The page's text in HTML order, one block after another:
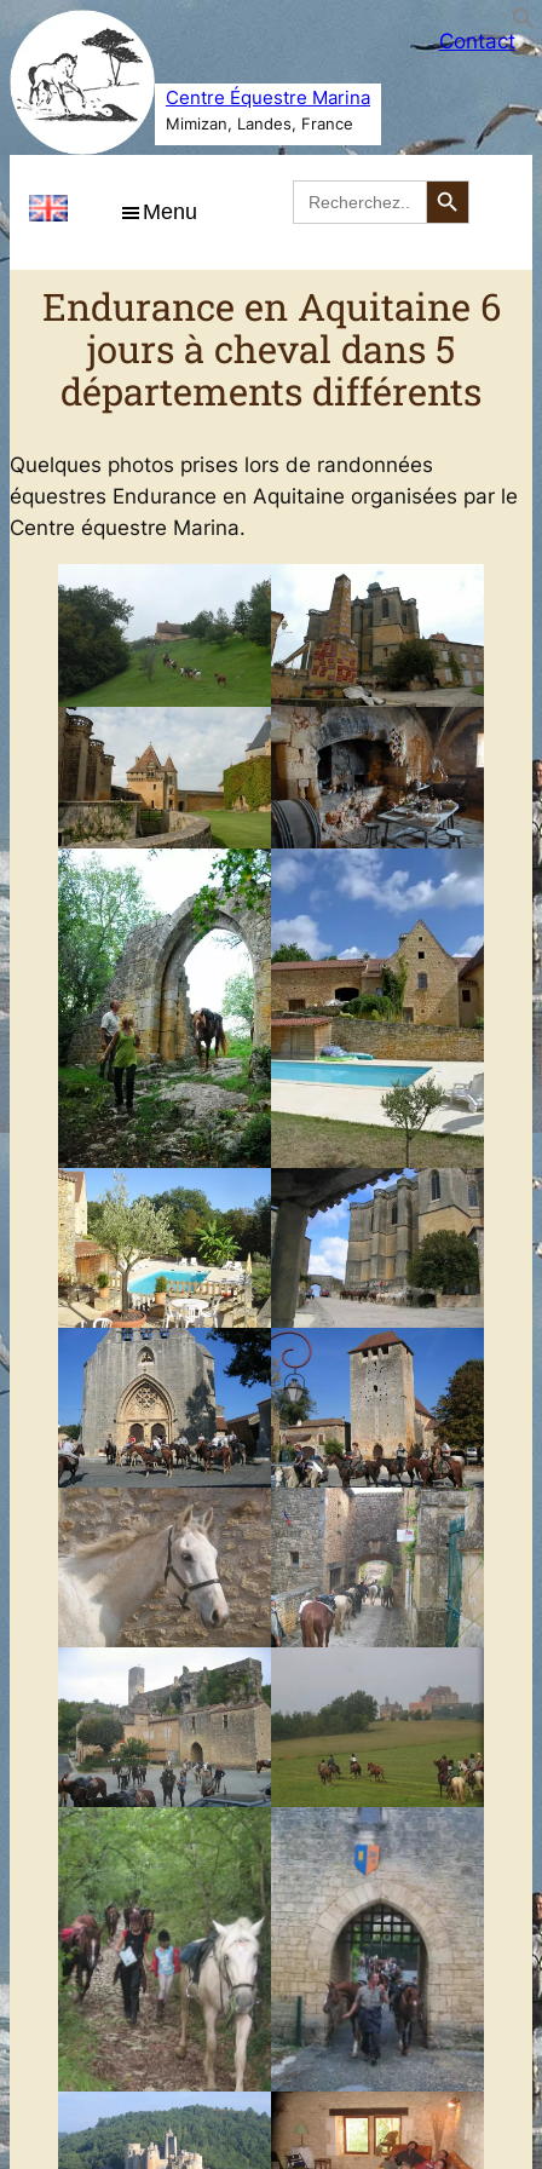
Aller
au
contenu
Centre Équestre Marina
Mimizan, Landes, France
Contact
Menu
Search
for:
Search Button
Endurance en Aquitaine 6
jours à cheval dans 5
départements différents
Quelques photos prises lors de randonnées
équestres Endurance en Aquitaine organisées par le
Centre équestre Marina.